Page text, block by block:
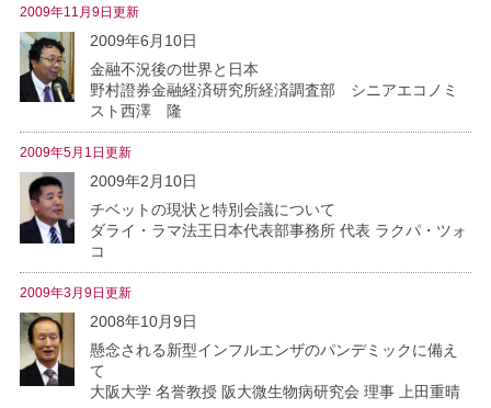
2009年11月9日更新
2009年6月10日
金融不況後の世界と日本
野村證券金融経済研究所経済調査部 シニアエコノミ
スト西澤 隆
2009年5月1日更新
2009年2月10日
チベットの現状と特別会議について
ダライ・ラマ法王日本代表部事務所 代表 ラクパ・ツォ
コ
2009年3月9日更新
2008年10月9日
懸念される新型インフルエンザのパンデミックに備え
て
大阪大学 名誉教授 阪大微生物病研究会 理事 上田重晴